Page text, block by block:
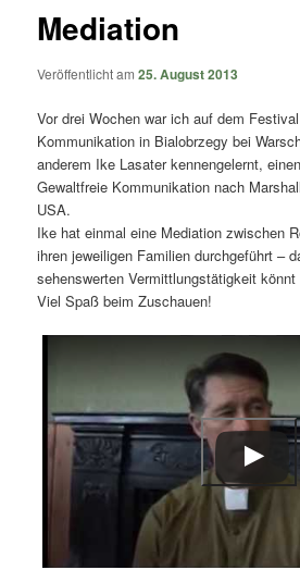
Mediation
Veröffentlicht am25. August 2013
Vor drei Wochen war ich auf dem
Kommunikation in Bialobrzegy bei
anderem Ike Lasater kennengelernt,
Gewaltfreie Kommunikation nach
USA.
Ike hat einmal eine Mediation zwischen
ihren jeweiligen Familien durchgeführt –
sehenswerten Vermittlungstätigkeit
Viel Spaß beim Zuschauen!